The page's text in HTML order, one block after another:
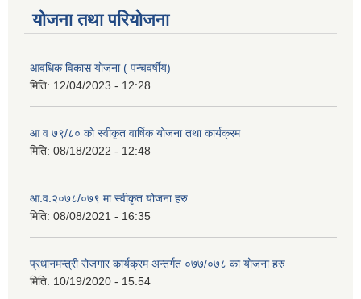
योजना तथा परियोजना
आवधिक विकास योजना ( पन्चवर्षीय)
मिति: 12/04/2023 - 12:28
आ व ७९/८० को स्वीकृत वार्षिक योजना तथा कार्यक्रम
मिति: 08/18/2022 - 12:48
आ.व.२०७८/०७९ मा स्वीकृत योजना हरु
मिति: 08/08/2021 - 16:35
प्रधानमन्त्री रोजगार कार्यक्रम अन्तर्गत ०७७/०७८ का योजना हरु
मिति: 10/19/2020 - 15:54